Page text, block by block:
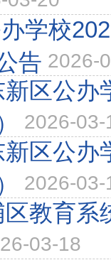
学校
告 2026-
区公办
2026-03-
区公办
2026-03-
教育系
03-18